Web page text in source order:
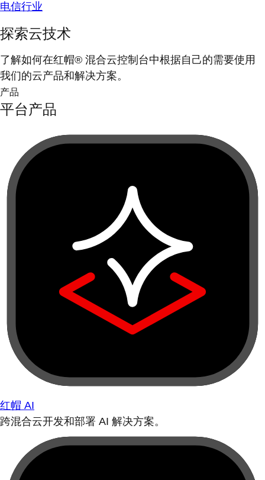
电信行业
探索云技术
了解如何在红帽® 混合云控制台中根据自己的需要使用
我们的云产品和解决方案。
产品
平台产品
红帽 AI
跨混合云开发和部署 AI 解决方案。